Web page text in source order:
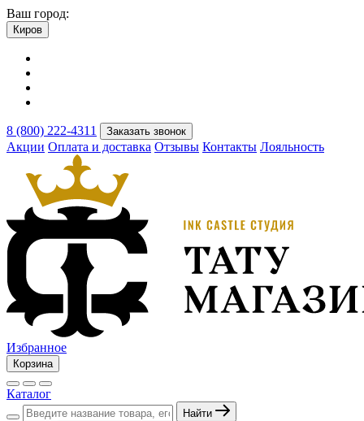
Ваш город:
Киров
8 (800) 222-4311 Заказать звонок
Акции Оплата и доставка Отзывы Контакты Лояльность
Избранное
Корзина
Каталог
Найти